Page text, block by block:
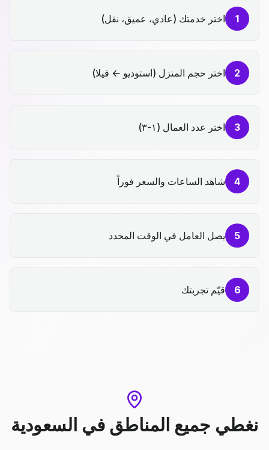
1 اختر خدمتك (عادي، عميق، نقل)
2 اختر حجم المنزل (استوديو ← فيلا)
3 اختر عدد العمال (١-٣)
4 شاهد الساعات والسعر فوراً
5 يصل العامل في الوقت المحدد
6 قيّم تجربتك
نغطي جميع المناطق في السعودية